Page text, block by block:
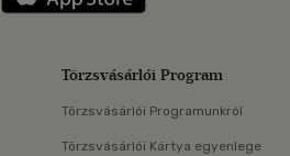
Törzsvásárlói Program
Törzsvásárlói Programunkról
Törzsvásárlói Kártya egyenlege